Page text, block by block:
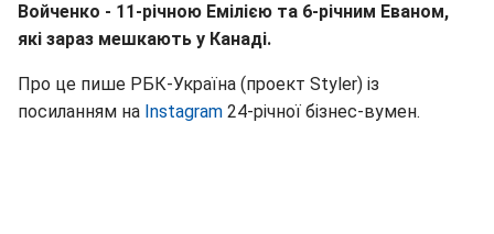
Войченко - 11-річною Емілією та 6-річним Еваном,
які зараз мешкають у Канаді.
Про це пише РБК-Україна (проект Styler) із
посиланням на Instagram 24-річної бізнес-вумен.